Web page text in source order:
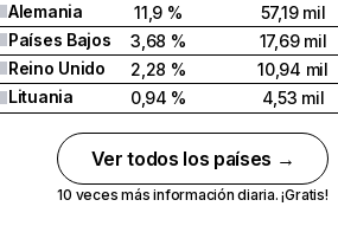
Alemania
11,9 %
57,19 mil
Países Bajos
3,68 %
17,69 mil
Reino Unido
2,28 %
10,94 mil
Lituania
0,94 % 4,53 mil
Ver todos los países →
10 veces más información diaria. ¡Gratis!